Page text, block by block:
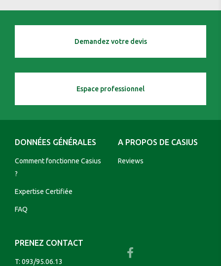
Demandez votre devis
Espace professionnel
DONNÉES GÉNÉRALES
Comment fonctionne Casius
?
Expertise Certifiée
FAQ
A PROPOS DE CASIUS
Reviews
PRENEZ CONTACT
T: 093/95.06.13